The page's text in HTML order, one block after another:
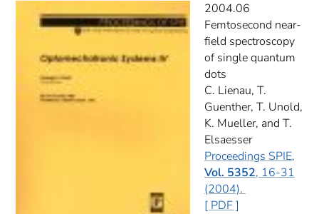
2004.06
Femtosecond near-
field spectroscopy
of single quantum
dots
C. Lienau, T.
Guenther, T. Unold,
K. Mueller, and T.
Elsaesser
Proceedings SPIE,
Vol. 5352, 16-31
(2004).
[ PDF ]